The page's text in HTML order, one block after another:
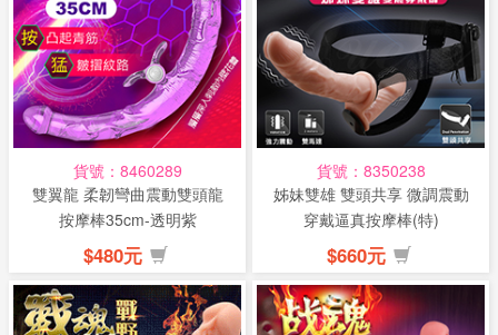
貨號：8460289
雙翼龍 柔韌彎曲震動雙頭龍
按摩棒35cm-透明紫
$480元
貨號：8350238
姊妹雙雄 雙頭共享 微調震動
穿戴逼真按摩棒(特)
$660元